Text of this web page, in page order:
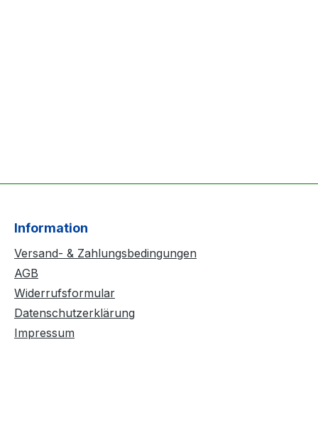
Information
Versand- & Zahlungsbedingungen
AGB
Widerrufsformular
Datenschutzerklärung
Impressum